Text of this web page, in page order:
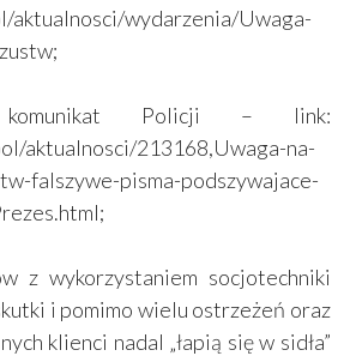
aktualnosci/wydarzenia/Uwaga-
Policji – link:
aktualnosci/213168,Uwaga-na-
falszywe-pisma-podszywajace-
z wykorzystaniem socjotechniki
i pomimo wielu ostrzeżeń oraz
klienci nadal „łapią się w sidła”